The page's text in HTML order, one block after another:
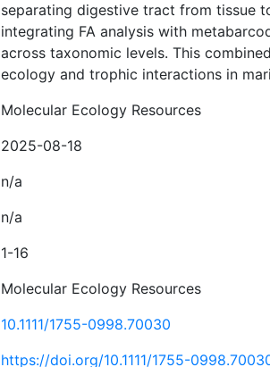
separating digestive tract from tissue
integrating FA analysis with
across taxonomic levels. This
ecology and trophic interactions in
Molecular Ecology Resources
2025-08-18
n/a
n/a
1-16
Molecular Ecology Resources
10.1111/1755-0998.70030
https://doi.org/10.1111/1755-